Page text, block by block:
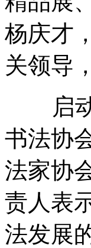
杨庆才
关领导
启动
书法协
法家协
责人表
法发展